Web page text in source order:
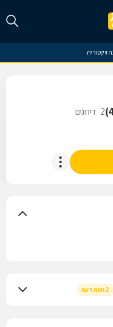
ויקטוריה
)
2 דירוגים
2 חוות דעת